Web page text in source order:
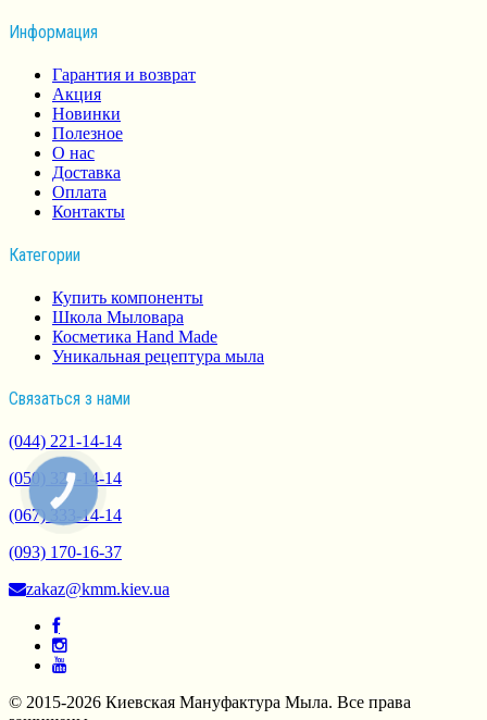
Информация
Гарантия и возврат
Акция
Новинки
Полезное
О нас
Доставка
Оплата
Контакты
Категории
Купить компоненты
Школа Мыловара
Косметика Hand Made
Уникальная рецептура мыла
Связаться з нами
(044) 221-14-14
(050) 321-14-14
(067) 333-14-14
(093) 170-16-37
zakaz@kmm.kiev.ua
© 2015-2026 Киевская Мануфактура Мыла. Все права
КНОПКА
СВЯЗИ